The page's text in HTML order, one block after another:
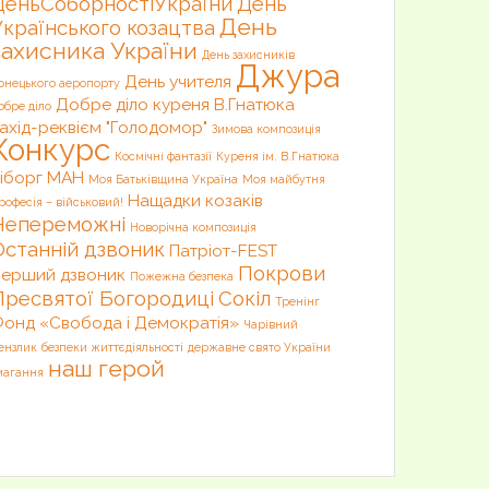
козацтва День
України День захисників
аеропорту День учителя Джура
діло Добре діло куреня В.Гнатюка
реквієм "Голодомор" Зимова композиція
Космічні фантазії Куреня ім. В.Гнатюка
МАН Моя Батьківщина Україна Моя майбутня
– військовий! Нащадки козаків
Новорічна композиція
дзвоник Патріот-FEST
дзвоник Пожежна безпека Покрови
Богородиці Сокіл Тренінг
«Свобода і Демократія» Чарівний
безпеки життєдіяльності державне свято України
наш герой